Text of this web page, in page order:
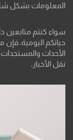
المعلومات بشكل
سواء كنتم متابعين
حياتكم اليومية،
الأحداث
نقل الأخبار،